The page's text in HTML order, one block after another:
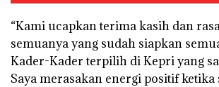
“Kami ucapkan terima kasih dan
semuanya yang sudah siapkan
Kader-Kader terpilih di Kepri yang
Saya merasakan energi positif ketika